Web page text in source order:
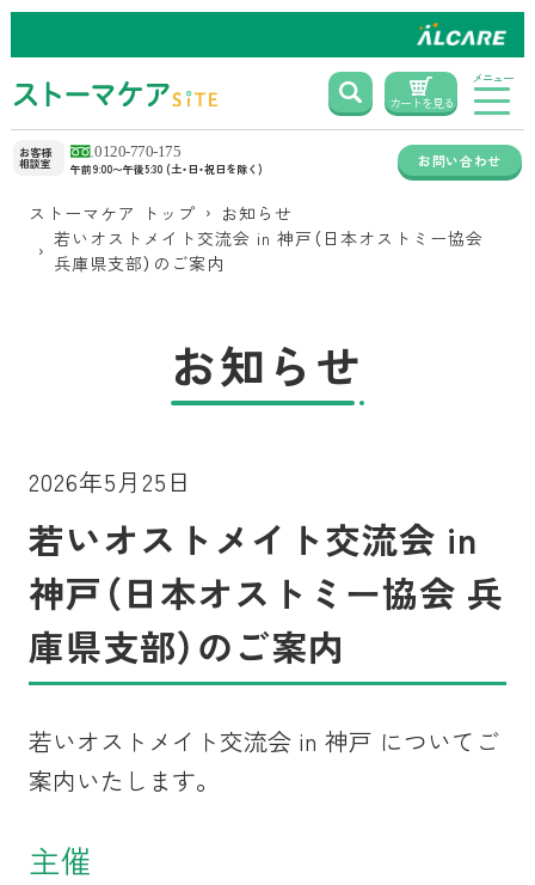
カートを見る
メニュー
お客様
相談室 午前9:00〜午後5:30 (土・日・祝日を除く) お問い合わせ
ストーマケア トップ
お知らせ
若いオストメイト交流会 in 神戸（日本オストミー協会
兵庫県支部）のご案内
お知らせ
2026年5月25日
若いオストメイト交流会 in
神戸（日本オストミー協会 兵
庫県支部）のご案内
若いオストメイト交流会 in 神戸 についてご
案内いたします。
主催